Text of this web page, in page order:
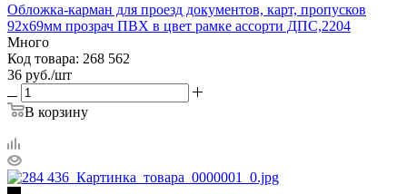
Обложка-карман для проезд документов, карт, пропусков
92х69мм прозрач ПВХ в цвет рамке ассорти ДПС,2204
Много
Код товара: 268 562
36 руб./шт
В корзину